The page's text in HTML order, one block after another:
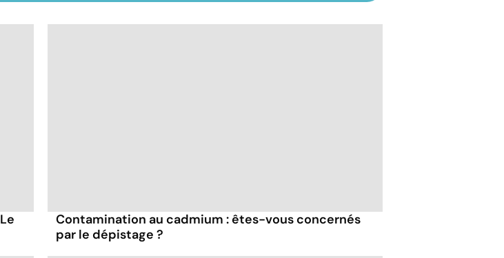
Contamination au cadmium : êtes-vous concernés
par le dépistage ?